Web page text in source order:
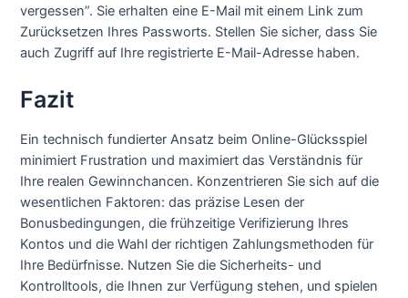
vergessen”. Sie erhalten eine E-Mail mit einem Link zum
Zurücksetzen Ihres Passworts. Stellen Sie sicher, dass Sie
auch Zugriff auf Ihre registrierte E-Mail-Adresse haben.
Fazit
Ein technisch fundierter Ansatz beim Online-Glücksspiel
minimiert Frustration und maximiert das Verständnis für
Ihre realen Gewinnchancen. Konzentrieren Sie sich auf die
wesentlichen Faktoren: das präzise Lesen der
Bonusbedingungen, die frühzeitige Verifizierung Ihres
Kontos und die Wahl der richtigen Zahlungsmethoden für
Ihre Bedürfnisse. Nutzen Sie die Sicherheits- und
Kontrolltools, die Ihnen zur Verfügung stehen, und spielen